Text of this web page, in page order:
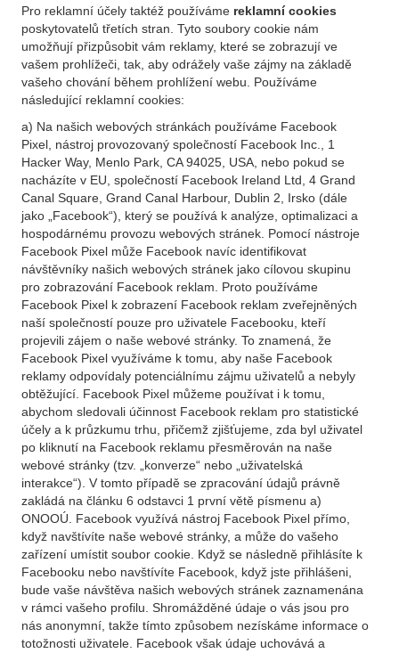
Pro reklamní účely taktéž používáme reklamní cookies
poskytovatelů třetích stran. Tyto soubory cookie nám
umožňují přizpůsobit vám reklamy, které se zobrazují ve
vašem prohlížeči, tak, aby odrážely vaše zájmy na základě
vašeho chování během prohlížení webu. Používáme
následující reklamní cookies:
a) Na našich webových stránkách používáme Facebook
Pixel, nástroj provozovaný společností Facebook Inc., 1
Hacker Way, Menlo Park, CA 94025, USA, nebo pokud se
nacházíte v EU, společností Facebook Ireland Ltd, 4 Grand
Canal Square, Grand Canal Harbour, Dublin 2, Irsko (dále
jako „Facebook“), který se používá k analýze, optimalizaci a
hospodárnému provozu webových stránek. Pomocí nástroje
Facebook Pixel může Facebook navíc identifikovat
návštěvníky našich webových stránek jako cílovou skupinu
pro zobrazování Facebook reklam. Proto používáme
Facebook Pixel k zobrazení Facebook reklam zveřejněných
naší společností pouze pro uživatele Facebooku, kteří
projevili zájem o naše webové stránky. To znamená, že
Facebook Pixel využíváme k tomu, aby naše Facebook
reklamy odpovídaly potenciálnímu zájmu uživatelů a nebyly
obtěžující. Facebook Pixel můžeme používat i k tomu,
abychom sledovali účinnost Facebook reklam pro statistické
účely a k průzkumu trhu, přičemž zjišťujeme, zda byl uživatel
po kliknutí na Facebook reklamu přesměrován na naše
webové stránky (tzv. „konverze“ nebo „uživatelská
interakce“). V tomto případě se zpracování údajů právně
zakládá na článku 6 odstavci 1 první větě písmenu a)
ONOOÚ. Facebook využívá nástroj Facebook Pixel přímo,
když navštívíte naše webové stránky, a může do vašeho
zařízení umístit soubor cookie. Když se následně přihlásíte k
Facebooku nebo navštívíte Facebook, když jste přihlášeni,
bude vaše návštěva našich webových stránek zaznamenána
v rámci vašeho profilu. Shromážděné údaje o vás jsou pro
nás anonymní, takže tímto způsobem nezískáme informace o
totožnosti uživatele. Facebook však údaje uchovává a